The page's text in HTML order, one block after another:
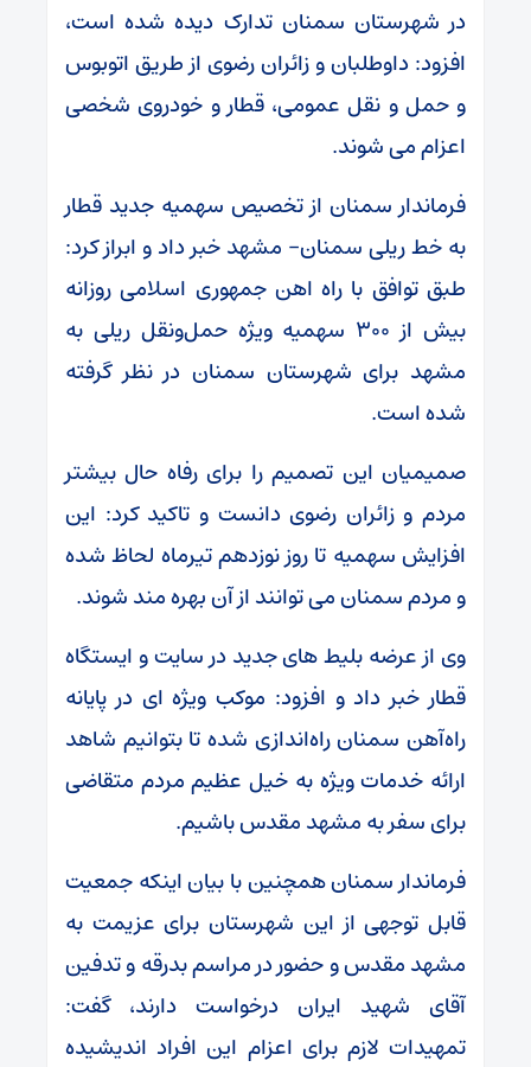
در شهرستان سمنان تدارک دیده شده است،
افزود: داوطلبان و زائران رضوی از طریق اتوبوس
و حمل و نقل عمومی، قطار و خودروی شخصی
اعزام می شوند.
فرماندار سمنان از تخصیص سهمیه جدید قطار
به خط ریلی سمنان- مشهد خبر داد و ابراز کرد:
طبق توافق با راه اهن جمهوری اسلامی روزانه
بیش از ۳۰۰ سهمیه ویژه حمل‌ونقل ریلی به
مشهد برای شهرستان سمنان در نظر گرفته
شده است.
صمیمیان این تصمیم را برای رفاه حال بیشتر
مردم و زائران رضوی دانست و تاکید کرد: این
افزایش سهمیه تا روز نوزدهم تیرماه لحاظ شده
و مردم سمنان می توانند از آن بهره مند شوند.
وی از عرضه بلیط های جدید در سایت و ایستگاه
قطار خبر داد و افزود: موکب ویژه ای در پایانه
راه‌آهن سمنان راه‌اندازی شده تا بتوانیم شاهد
ارائه خدمات ویژه به خیل عظیم مردم متقاضی
برای سفر به مشهد مقدس باشیم.
فرماندار سمنان همچنین با بیان اینکه جمعیت
قابل توجهی از این شهرستان برای عزیمت به
مشهد مقدس و حضور در مراسم بدرقه و تدفین
آقای شهید ایران درخواست دارند، گفت:
تمهیدات لازم برای اعزام این افراد اندیشیده